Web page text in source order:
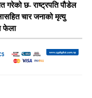
गरेको छ- राष्ट्रपति पौडेल
चार जनाको मृत्यु
फेला